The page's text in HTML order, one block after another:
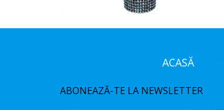
ACASĂ
ABONEAZĂ-TE LA NEWSLETTER